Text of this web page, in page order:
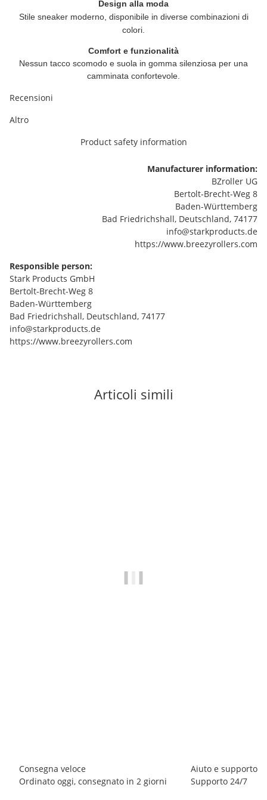
Design alla moda
Stile sneaker moderno, disponibile in diverse combinazioni di
colori.
Comfort e funzionalità
Nessun tacco scomodo e suola in gomma silenziosa per una
camminata confortevole.
Recensioni
Altro
Product safety information
Manufacturer information:
BZroller UG
Bertolt-Brecht-Weg 8
Baden-Württemberg
Bad Friedrichshall, Deutschland, 74177
info@starkproducts.de
https://www.breezyrollers.com
Responsible person:
Stark Products GmbH
Bertolt-Brecht-Weg 8
Baden-Württemberg
Bad Friedrichshall, Deutschland, 74177
info@starkproducts.de
https://www.breezyrollers.com
Articoli simili
Consegna veloce
Ordinato oggi, consegnato in 2 giorni
Aiuto e supporto
Supporto 24/7